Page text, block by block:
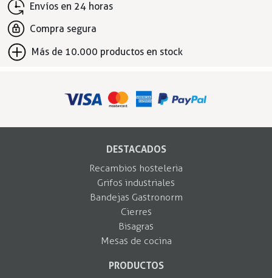
Envíos en 24 horas
Compra segura
Más de 10.000 productos en stock
DESTACADOS
Recambios hosteleria
Grifos industriales
Bandejas Gastronorm
Cierres
Bisagras
Mesas de cocina
PRODUCTOS